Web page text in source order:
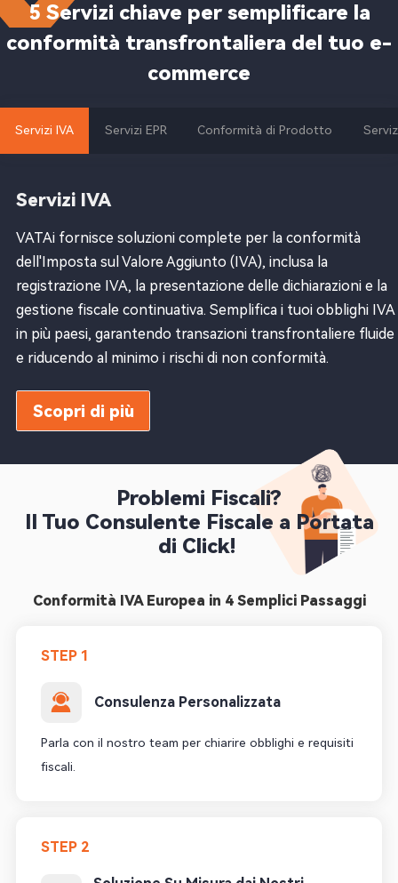
5 Servizi chiave per semplificare la
conformità transfrontaliera del tuo e-
commerce
Servizi IVA Servizi EPR Conformità di Prodotto
Servizi IVA
VATAi fornisce soluzioni complete per la conformità
dell'Imposta sul Valore Aggiunto (IVA), inclusa la
registrazione IVA, la presentazione delle dichiarazioni e la
gestione fiscale continuativa. Semplifica i tuoi obblighi IVA
in più paesi, garantendo transazioni transfrontaliere fluide
e riducendo al minimo i rischi di non conformità.
Scopri di più
Problemi Fiscali?
di Click!
Conformità IVA Europea in 4 Semplici Passaggi
STEP 1
Consulenza Personalizzata
Parla con il nostro team per chiarire obblighi e requisiti
fiscali.
STEP 2